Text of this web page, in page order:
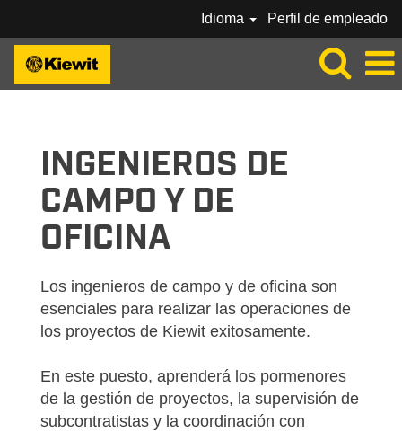
Idioma Perfil de empleado
INGENIEROS DE
CAMPO Y DE
OFICINA
Los ingenieros de campo y de oficina son
esenciales para realizar las operaciones de
los proyectos de Kiewit exitosamente.
En este puesto, aprenderá los pormenores
de la gestión de proyectos, la supervisión de
subcontratistas y la coordinación con